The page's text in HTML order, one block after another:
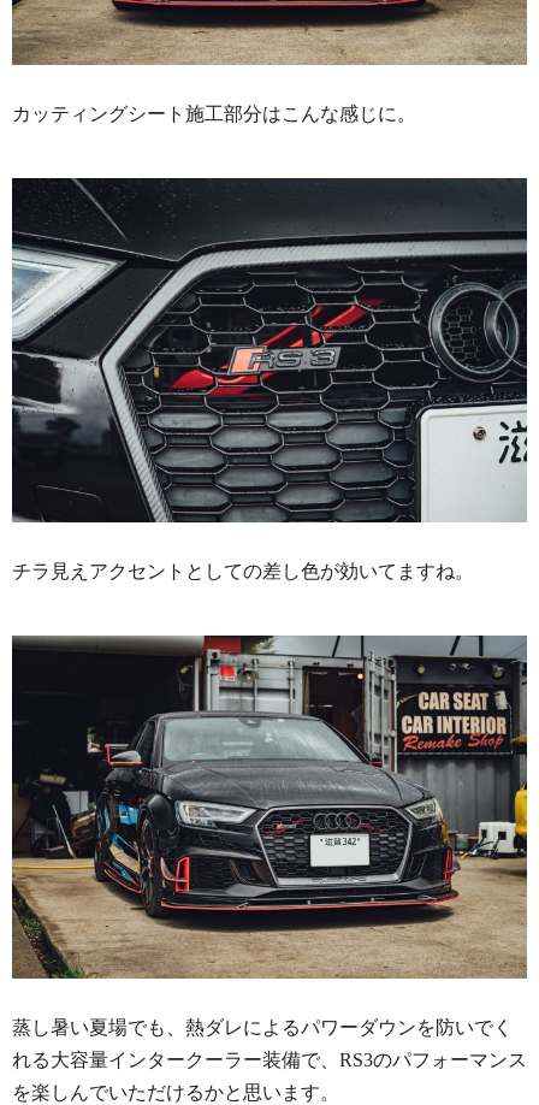
カッティングシート施工部分はこんな感じに。
チラ見えアクセントとしての差し色が効いてますね。
蒸し暑い夏場でも、熱ダレによるパワーダウンを防いでく
れる大容量インタークーラー装備で、RS3のパフォーマンス
を楽しんでいただけるかと思います。